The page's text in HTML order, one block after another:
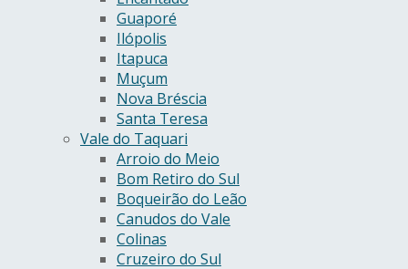
Guaporé
Ilópolis
Itapuca
Muçum
Nova Bréscia
Santa Teresa
Vale do Taquari
Arroio do Meio
Bom Retiro do Sul
Boqueirão do Leão
Canudos do Vale
Colinas
Cruzeiro do Sul